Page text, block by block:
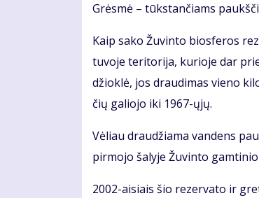
Grės­mė – tūks­tan­čiams
Kaip sa­ko Žu­vin­to bios­fe­ros
tu­vo­je te­ri­to­ri­ja, ku­rio­je dar
džiok­lė, jos drau­di­mas vie­no
čių ga­lio­jo iki 1967-ųjų.
Vė­liau drau­džia­ma van­dens
pir­mo­jo ša­ly­je Žu­vin­to
2002-ai­siais šio re­zer­va­to ir